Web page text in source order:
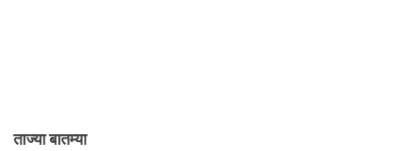
ताज्या बातम्या